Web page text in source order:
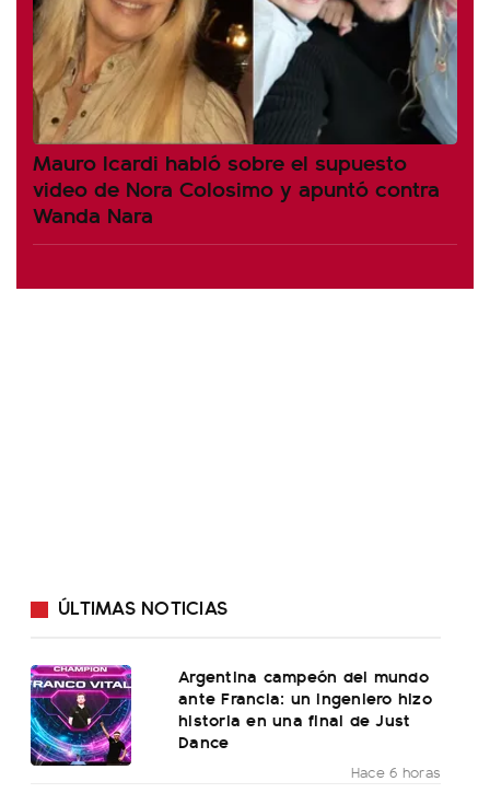
Mauro Icardi habló sobre el supuesto
video de Nora Colosimo y apuntó contra
Wanda Nara
ÚLTIMAS NOTICIAS
Argentina campeón del mundo
ante Francia: un ingeniero hizo
historia en una final de Just
Dance
Hace 6 horas